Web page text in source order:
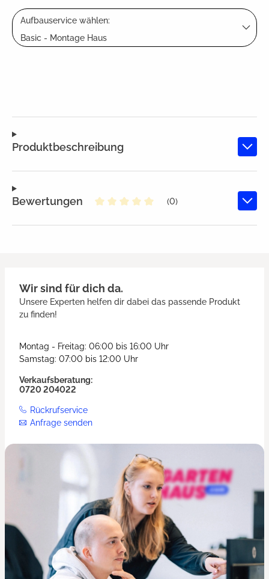
Aufbauservice wählen:
Basic - Montage Haus
Produktbeschreibung
Bewertungen
(0)
Wir sind für dich da.
Unsere Experten helfen dir dabei das passende Produkt
zu finden!
Montag - Freitag: 06:00 bis 16:00 Uhr
Samstag: 07:00 bis 12:00 Uhr
Verkaufsberatung:
0720 204022
Rückrufservice
Anfrage senden